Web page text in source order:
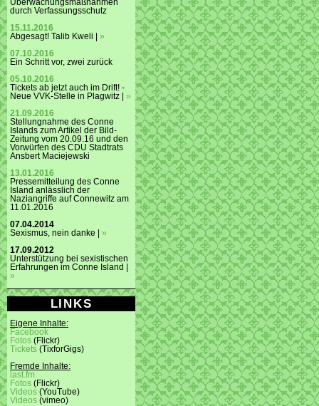
Überwachungsmaßnahmen
durch Verfassungsschutz
15.11.2016
Abgesagt! Talib Kweli | »
07.10.2016
Ein Schritt vor, zwei zurück
05.10.2016
Tickets ab jetzt auch im Drift! -
Neue VVK-Stelle in Plagwitz | »
21.09.2016
Stellungnahme des Conne
Islands zum Artikel der Bild-
Zeitung vom 20.09.16 und den
Vorwürfen des CDU Stadtrats
Ansbert Maciejewski
13.01.2016
Pressemitteilung des Conne
Island anlässlich der
Naziangriffe auf Connewitz am
11.01.2016
07.04.2014
Sexismus, nein danke | »
17.09.2012
Unterstützung bei sexistischen
Erfahrungen im Conne Island |
»
LINKS
Eigene Inhalte:
Facebook
Fotos (Flickr)
Tickets (TixforGigs)
Fremde Inhalte:
last.fm
Fotos (Flickr)
Videos (YouTube)
Videos (vimeo)